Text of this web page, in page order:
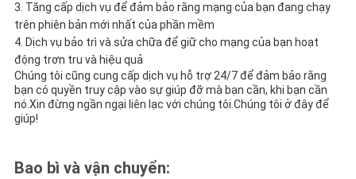
Tăng cấp dịch vụ để đảm bảo rằng mạng của bạn đang chạy
trên phiên bản mới nhất của phần mềm
Dịch vụ bảo trì và sửa chữa để giữ cho mạng của bạn hoạt
động trơn tru và hiệu quả
Chúng tôi cũng cung cấp dịch vụ hỗ trợ 24/7 để đảm bảo rằng
bạn có quyền truy cập vào sự giúp đỡ mà bạn cần, khi bạn cần
nó.Xin đừng ngần ngại liên lạc với chúng tôi.Chúng tôi ở đây để
giúp!
Bao bì và vận chuyển: